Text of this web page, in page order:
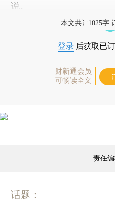
说。
本文共计1025字
登录 后获取已
财新通会员
可畅读全文
责任
话题：